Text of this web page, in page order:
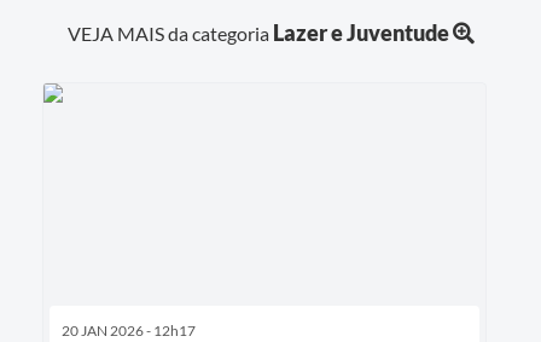
VEJA MAIS da categoria Lazer e Juventude
20 JAN 2026 - 12h17